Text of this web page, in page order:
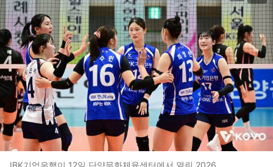
IBK기업은행이 12일 단양문화체육센터에서 열린 2026